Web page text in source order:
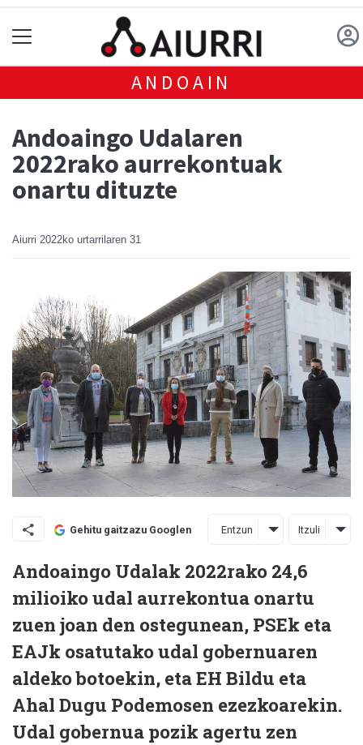
ANDOAIN
Andoaingo Udalaren
2022rako aurrekontuak
onartu dituzte
Aiurri 2022ko urtarrilaren 31
Gehitu gaitzazu Googlen Entzun Itzuli
Andoaingo Udalak 2022rako 24,6
milioiko udal aurrekontua onartu
zuen joan den ostegunean, PSEk eta
EAJk osatutako udal gobernuaren
aldeko botoekin, eta EH Bildu eta
Ahal Dugu Podemosen ezezkoarekin.
Udal gobernua pozik agertu zen